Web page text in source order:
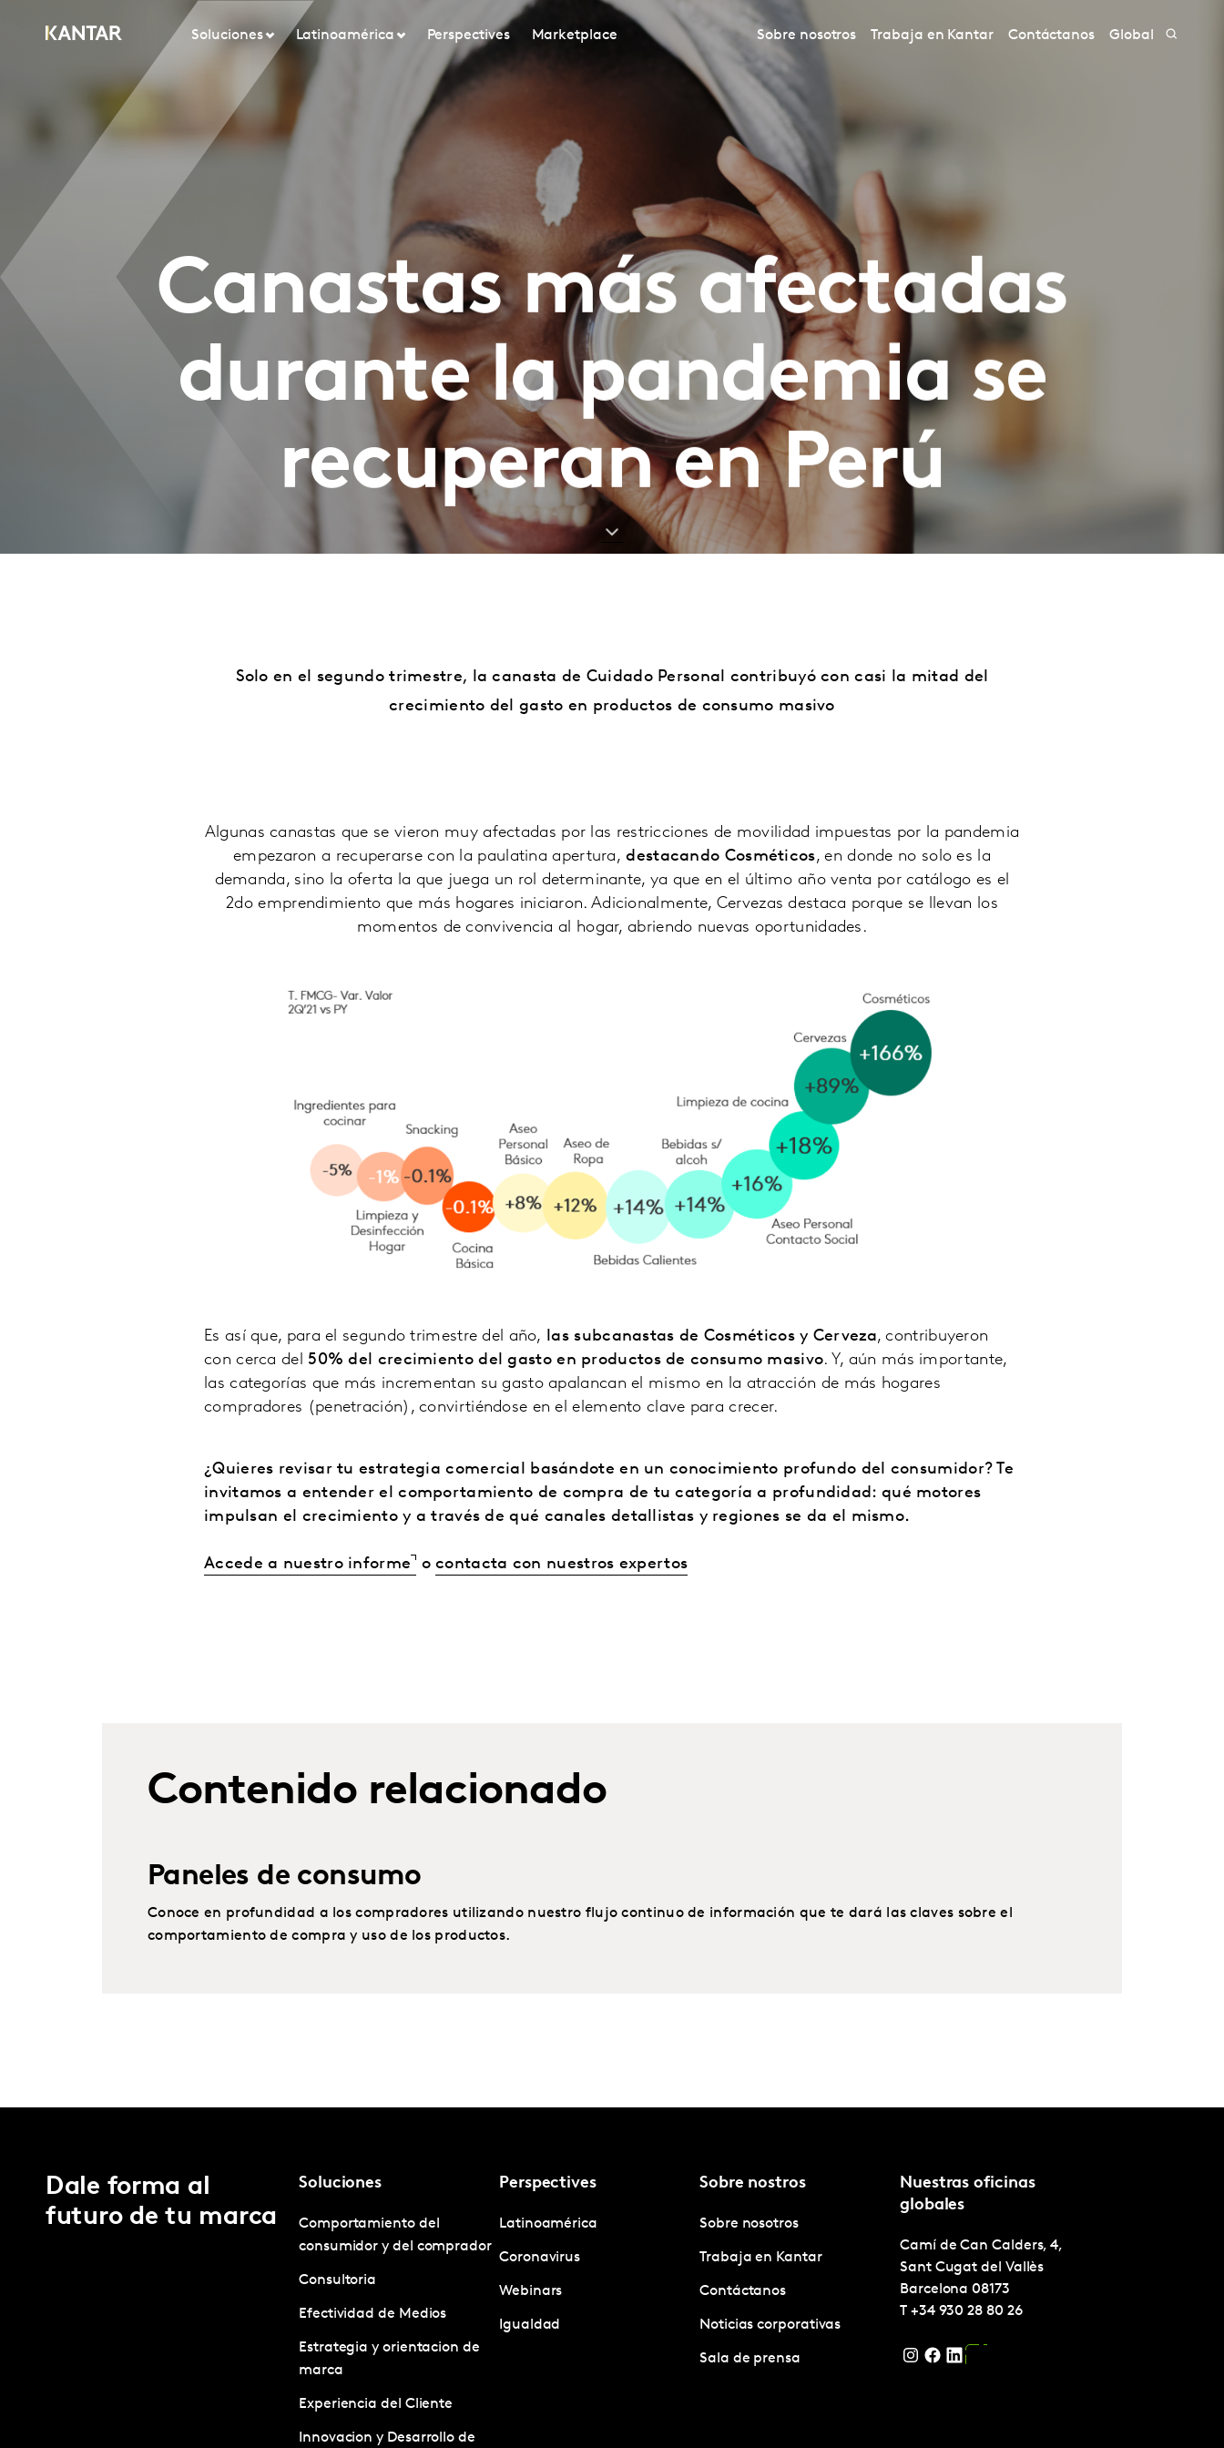
Soluciones Latinoamérica Perspectives Marketplace Sobre nosotros Trabaja en Kantar Contáctanos Global
Canastas más afectadas
durante la pandemia se
recuperan en Perú
Solo en el segundo trimestre, la canasta de Cuidado Personal contribuyó con casi la mitad del
crecimiento del gasto en productos de consumo masivo
Algunas canastas que se vieron muy afectadas por las restricciones de movilidad impuestas por la pandemia
empezaron a recuperarse con la paulatina apertura,destacando Cosméticos, en donde no solo es la
demanda, sino la oferta la que juega un rol determinante, ya que en el último año venta por catálogo es el
2do emprendimiento que más hogares iniciaron. Adicionalmente, Cervezas destaca porque se llevan los
momentos de convivencia al hogar, abriendo nuevas oportunidades.
Es así que, para el segundo trimestre del año, las subcanastas de Cosméticos y Cerveza, contribuyeron
con cerca del 50% del crecimiento del gastoen productos de consumo masivo. Y, aún más importante,
las categorías que más incrementan su gasto apalancan el mismo en la atracción de más hogares
compradores (penetración), convirtiéndose en el elemento clave para crecer.
¿Quieres revisar tu estrategia comercial basándote en un conocimiento profundo del consumidor? Te
invitamos a entender el comportamiento de compra de tu categoría a profundidad: qué motores
impulsan el crecimiento y a través de qué canales detallistas y regiones se da el mismo.
Accede a nuestro informe ocontacta con nuestros expertos
Contenido relacionado
Paneles de consumo
Conoce en profundidad a los compradores utilizando nuestro flujo continuo de información que te dará las claves sobre el
comportamiento de compra y uso de los productos.
Dale forma al
futuro de tu marca
Soluciones
Comportamiento del
consumidor y del comprador
Consultoria
Efectividad de Medios
Estrategia y orientacion de
marca
Experiencia del Cliente
Innovacion y Desarrollo de
Perspectives
Latinoamérica
Coronavirus
Webinars
Igualdad
Sobre nostros
Sobre nosotros
Trabaja en Kantar
Contáctanos
Noticias corporativas
Sala de prensa
Nuestras oficinas
globales
Camí de Can Calders, 4,
Sant Cugat del Vallès
Barcelona 08173
T +34 930 28 80 26